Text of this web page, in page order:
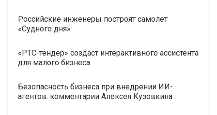
Российские инженеры построят самолет
«Судного дня»
«РТС-тендер» создаст интерактивного ассистента
для малого бизнеса
Безопасность бизнеса при внедрении ИИ-
агентов: комментарии Алексея Кузовкина